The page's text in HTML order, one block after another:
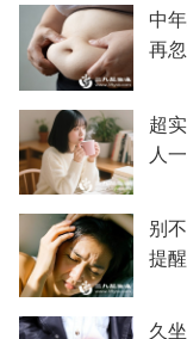
中
再
超
人
别
提
久